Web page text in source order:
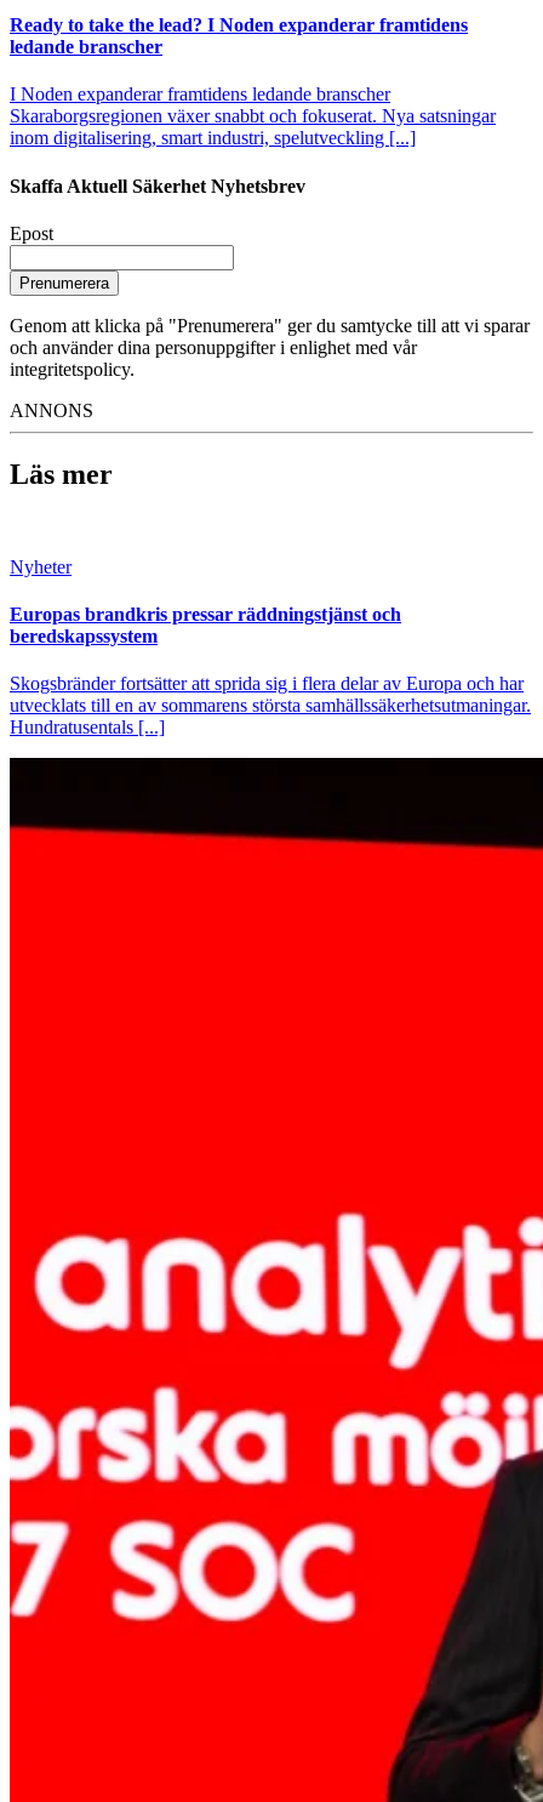
Ready to take the lead? I Noden expanderar framtidens
ledande branscher
I Noden expanderar framtidens ledande branscher
Skaraborgsregionen växer snabbt och fokuserat. Nya satsningar
inom digitalisering, smart industri, spelutveckling [...]
Skaffa Aktuell Säkerhet Nyhetsbrev
Epost
Prenumerera
Genom att klicka på "Prenumerera" ger du samtycke till att vi sparar
och använder dina personuppgifter i enlighet med vår
integritetspolicy.
ANNONS
Läs mer
Nyheter
Europas brandkris pressar räddningstjänst och
beredskapssystem
Skogsbränder fortsätter att sprida sig i flera delar av Europa och har
utvecklats till en av sommarens största samhällssäkerhetsutmaningar.
Hundratusentals [...]